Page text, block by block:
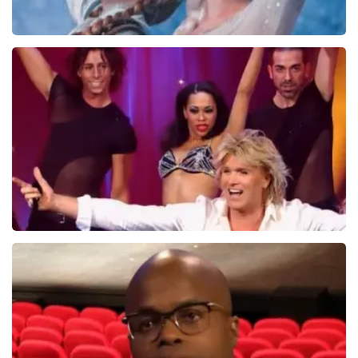
Frozen De Musical
67
BEKIJKEN
Hans Klok
314+ reviews
BEKIJKEN